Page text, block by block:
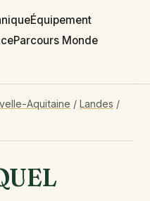
Équipement
Parcours Monde
Aquitaine / Landes /